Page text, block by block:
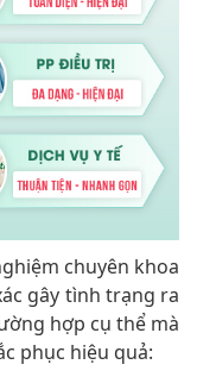
chuyên khoa
gây tình trạng ra
hợp cụ thể mà
phục hiệu quả: